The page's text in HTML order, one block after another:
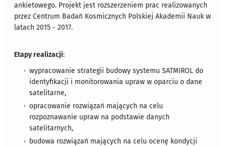
ankietowego. Projekt jest rozszerzeniem prac realizowanych
przez Centrum Badań Kosmicznych Polskiej Akademii Nauk w
latach 2015 - 2017.
Etapy realizacji:
wypracowanie strategii budowy systemu SATMIROL do
identyfikacji i monitorowania upraw w oparciu o dane
satelitarne,
opracowanie rozwiązań mających na celu
rozpoznawanie upraw na podstawie danych
satelitarnych,
budowa rozwiązań mających na celu ocenę kondycji